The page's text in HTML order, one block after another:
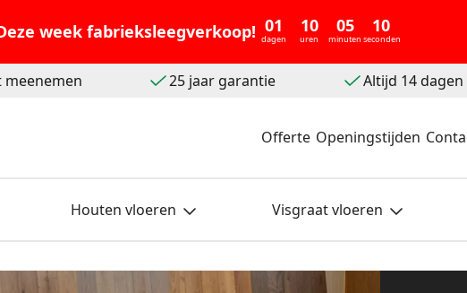
week fabrieksleegverkoop! 01
dagen
10
uren
05
minuten
08
seconden
meenemen 25 jaar garantie Altijd 14
Offerte Openingstijden
Houten vloeren Visgraat vloeren